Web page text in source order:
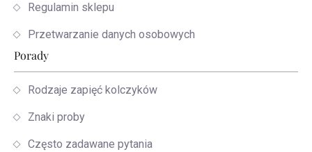
Regulamin sklepu
Przetwarzanie danych osobowych
Porady
Rodzaje zapięć kolczyków
Znaki proby
Często zadawane pytania